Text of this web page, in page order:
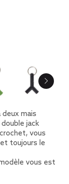
deux mais
jack
vous
toujours le
vous est